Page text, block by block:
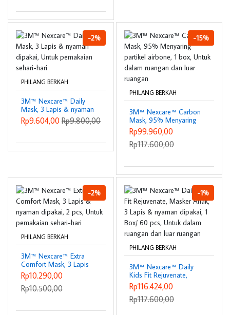
Nasional Bogor, Jasa
Karya Ilmiah
Proposal Tesis Bekasi
-2%
PHILANG BERKAH
3M™ Nexcare™ Daily
Mask, 3 Lapis & nyaman
dipakai, Untuk
pemakaian sehari-hari
Rp9.604,00 Rp9.800,00
-15%
PHILANG BERKAH
3M™ Nexcare™ Carbon
Mask, 95% Menyaring
partikel airbone, 1 box,
Untuk dalam ruangan
dan luar ruangan
Rp99.960,00
Rp117.600,00
-2%
PHILANG BERKAH
3M™ Nexcare™ Extra
Comfort Mask, 3 Lapis
& nyaman dipakai, 2
pcs, Untuk pemakaian
sehari-hari
Rp10.290,00
Rp10.500,00
-1%
PHILANG BERKAH
3M™ Nexcare™ Daily
Kids Fit Rejuvenate,
Masker Anak, 3 Lapis &
nyaman dipakai, 1 Box/
60 pcs, Untuk dalam
Rp116.424,00
Rp117.600,00